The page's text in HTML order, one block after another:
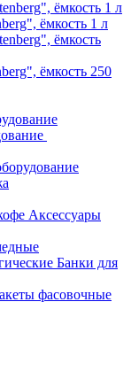
ёмкость 1 л
ёмкость 250
Аксессуары
Банки для
фасовочные